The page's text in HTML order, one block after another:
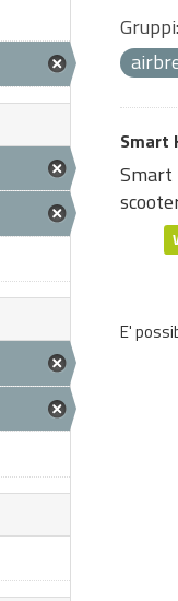
Gruppi:
Smart
Smart
E'